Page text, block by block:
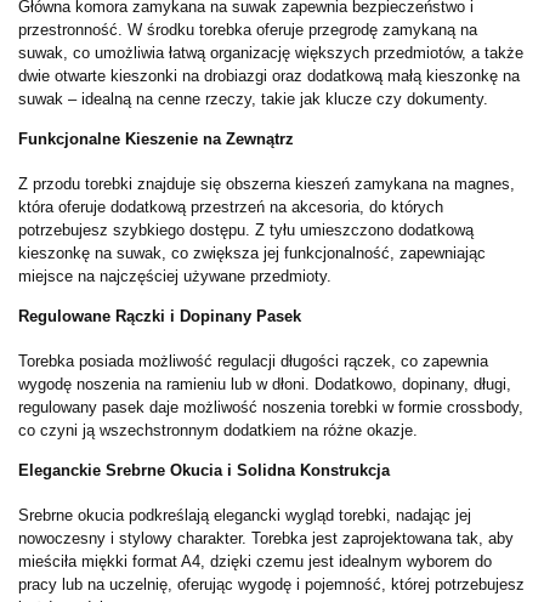
Główna komora zamykana na suwak zapewnia bezpieczeństwo i
przestronność. W środku torebka oferuje przegrodę zamykaną na
suwak, co umożliwia łatwą organizację większych przedmiotów, a także
dwie otwarte kieszonki na drobiazgi oraz dodatkową małą kieszonkę na
suwak – idealną na cenne rzeczy, takie jak klucze czy dokumenty.
Funkcjonalne Kieszenie na Zewnątrz
Z przodu torebki znajduje się obszerna kieszeń zamykana na magnes,
która oferuje dodatkową przestrzeń na akcesoria, do których
potrzebujesz szybkiego dostępu. Z tyłu umieszczono dodatkową
kieszonkę na suwak, co zwiększa jej funkcjonalność, zapewniając
miejsce na najczęściej używane przedmioty.
Regulowane Rączki i Dopinany Pasek
Torebka posiada możliwość regulacji długości rączek, co zapewnia
wygodę noszenia na ramieniu lub w dłoni. Dodatkowo, dopinany, długi,
regulowany pasek daje możliwość noszenia torebki w formie crossbody,
co czyni ją wszechstronnym dodatkiem na różne okazje.
Eleganckie Srebrne Okucia i Solidna Konstrukcja
Srebrne okucia podkreślają elegancki wygląd torebki, nadając jej
nowoczesny i stylowy charakter. Torebka jest zaprojektowana tak, aby
mieściła miękki format A4, dzięki czemu jest idealnym wyborem do
pracy lub na uczelnię, oferując wygodę i pojemność, której potrzebujesz